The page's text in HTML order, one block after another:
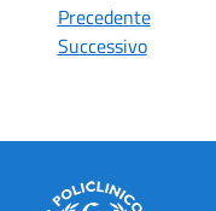
Precedente
Successivo